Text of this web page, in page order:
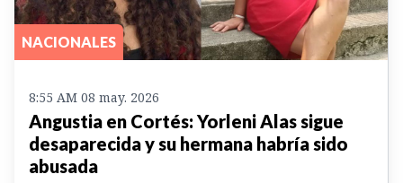
NACIONALES
8:55 AM 08 may. 2026
Angustia en Cortés: Yorleni Alas sigue
desaparecida y su hermana habría sido
abusada